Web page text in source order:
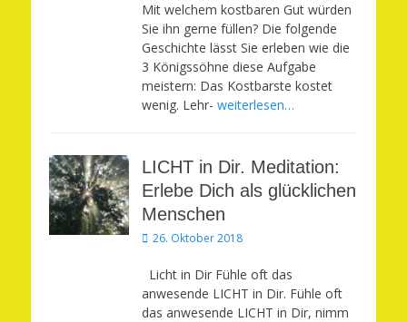
Mit welchem kostbaren Gut würden
Sie ihn gerne füllen? Die folgende
Geschichte lässt Sie erleben wie die
3 Königssöhne diese Aufgabe
meistern: Das Kostbarste kostet
wenig. Lehr- weiterlesen…
LICHT in Dir. Meditation:
Erlebe Dich als glücklichen
Menschen
Veröffentlicht
26. Oktober 2018
Licht in Dir Fühle oft das
anwesende LICHT in Dir. Fühle oft
das anwesende LICHT in Dir, nimm